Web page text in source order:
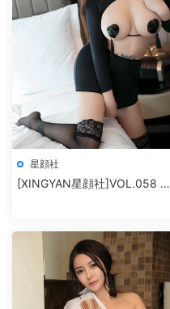
星顔社
[XINGYAN星顔社]VOL.058 冷